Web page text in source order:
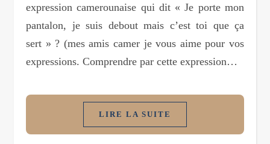
expression camerounaise qui dit « Je porte mon
pantalon, je suis debout mais c’est toi que ça
sert » ? (mes amis camer je vous aime pour vos
expressions. Comprendre par cette expression…
LIRE LA SUITE